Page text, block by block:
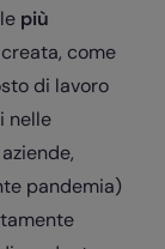
più
come
di lavoro
nelle
pandemia)